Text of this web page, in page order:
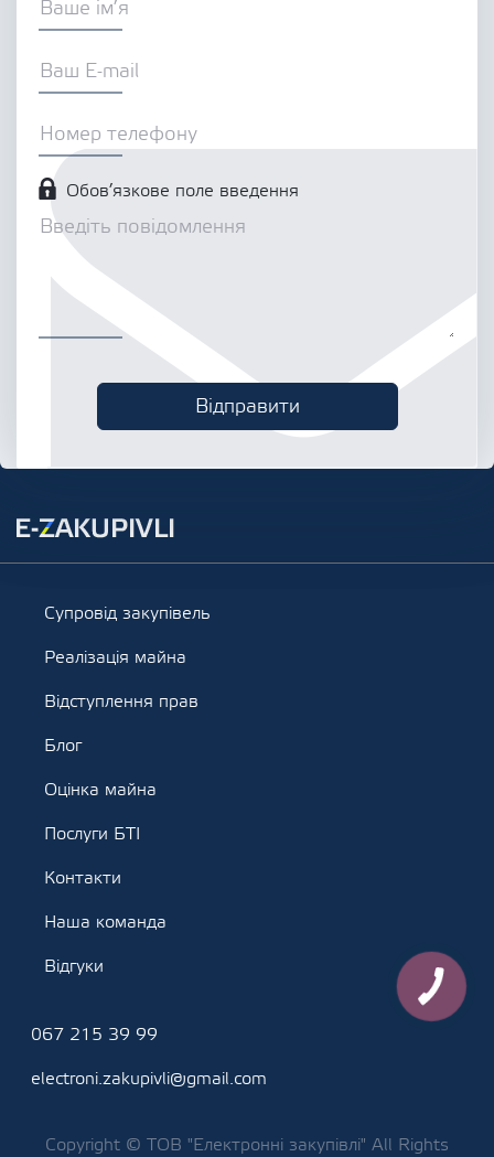
Обов’язкове поле введення
Супровід закупівель
Реалізація майна
Відступлення прав
Блог
Оцінка майна
Послуги БТІ
Контакти
Наша команда
Відгуки
067 215 39 99
electroni.zakupivli@gmail.com
Copyright © ТОВ "Електронні закупівлі" All Rights